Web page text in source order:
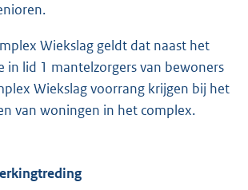
Wiekslag geldt dat naast het
in lid 1 mantelzorgers van bewoners
Wiekslag voorrang krijgen bij het
van woningen in het complex.